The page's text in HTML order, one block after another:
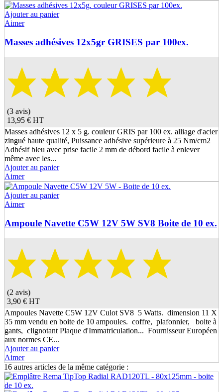
Ajouter au panier
Aimer
Masses adhésives 12x5gr GRISES par 100ex.
(3 avis)
13,95 € HT
Masses adhésives 12 x 5 g. couleur GRIS par 100 ex. alliage d'acier
zingué haute qualité, Puissance adhésive supérieure à 25 Nm/cm2
Adhésif bleu avec prise facile 2 mm de débord facile à enlever
même avec les...
Ajouter au panier
Aimer
Ajouter au panier
Aimer
Ampoule Navette C5W 12V 5W SV8 Boite de 10 ex.
(2 avis)
3,90 € HT
Ampoules Navette C5W 12V Culot SV8 5 Watts. dimension 11 X
35 mm vendu en boite de 10 ampoules. coffre, plafonnier, boite à
gants, clignotant Plaque d'Immatriculation... Fournisseur Européen
aux normes CE...
Ajouter au panier
Aimer
16 autres articles de la même catégorie :